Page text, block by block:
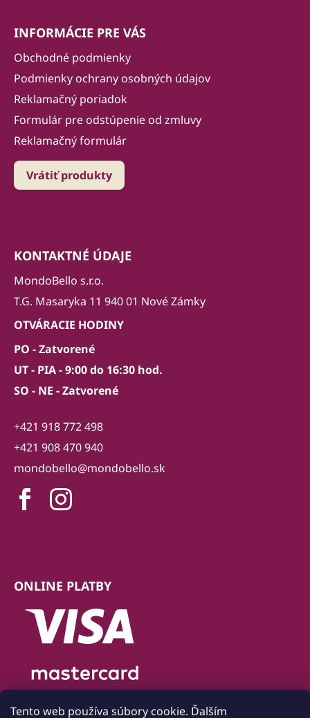
Tento web používa súbory cookie. Ďalším
INFORMÁCIE PRE VÁS
Obchodné podmienky
Podmienky ochrany osobných údajov
Reklamačný poriadok
Formulár pre odstúpenie od zmluvy
Reklamačný formulár
Vrátiť produkty
KONTAKTNÉ ÚDAJE
MondoBello s.r.o.
T.G. Masaryka 11 940 01 Nové Zámky
OTVÁRACIE HODINY
PO - Zatvorené
UT - PIA - 9:00 do 16:30 hod.
SO - NE - Zatvorené
+421 918 772 498
+421 908 470 940
mondobello@mondobello.sk
ONLINE PLATBY